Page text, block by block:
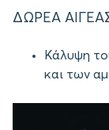
ΔΩΡΕΑ
Κάλυψη
και των